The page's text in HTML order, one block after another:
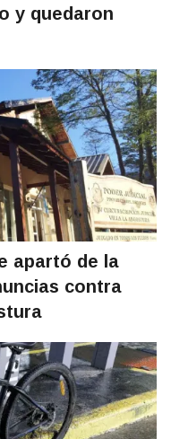
y quedaron
apartó de la
contra